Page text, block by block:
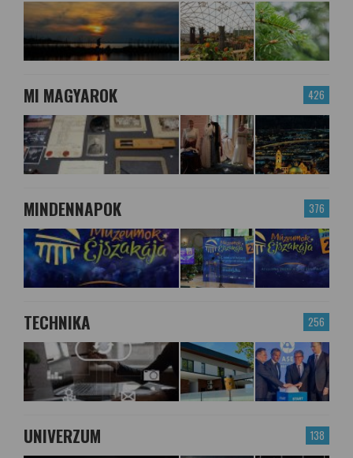
426
MI MAGYAROK
376
MINDENNAPOK
256
TECHNIKA
138
UNIVERZUM